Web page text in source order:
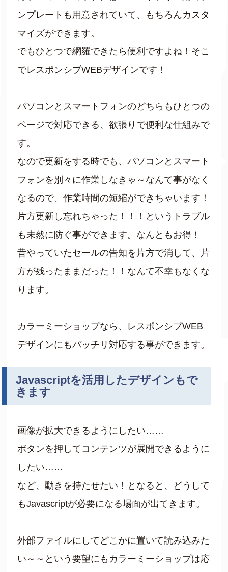
ンプレートも用意されていて、もちろんカスタ
マイズができます。
でもひとつで網羅できたら便利ですよね！そこ
でレスポンシブWEBデザインです！
パソコンとスマートフォンのどちらもひとつの
ページで対応できる、欲張りで便利な仕組みで
す。
なので更新をする時でも、パソコンとスマート
フォンを別々に作業しなきゃ～なんて事がなく
なるので、作業時間の短縮ができちゃいます！
片方更新し忘れちゃった！！！というトラブル
も未然に防ぐ事ができます。なんともお得！
昔やっていたセールの告知を片方で消して、片
方が残ったままだった！！なんて不幸もなくな
ります。
カラーミーショップなら、レスポンシブWEB
デザインにもバッチリ対応する事ができます。
Javascriptを活用したデザインもで
きます
画像が拡大できるようにしたい……
ボタンを押してコンテンツが展開できるように
したい……
など、動きを持たせたい！となると、どうして
もJavascriptが必要になる場面が出てきます。
外部ファイルにしてどこかに置いて読み込みた
い～～という要望にもカラーミーショップは応